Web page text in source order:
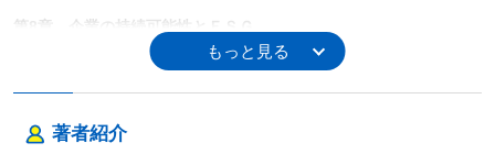
第8章 企業の持続可能性とＥＳＧ
◇ＥＳＧと新国富指標の関係
◇ＥＳＧ開示スコアから見た世界のＥＳＧへの取組みの現状
第9章 世界のソーシャル・アントレプレナーシップ
著者紹介